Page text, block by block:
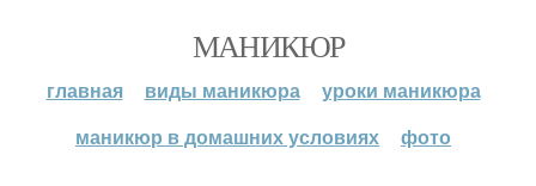
МАНИКЮР
главная виды маникюра
уроки маникюра
маникюр в домашних условиях
фото